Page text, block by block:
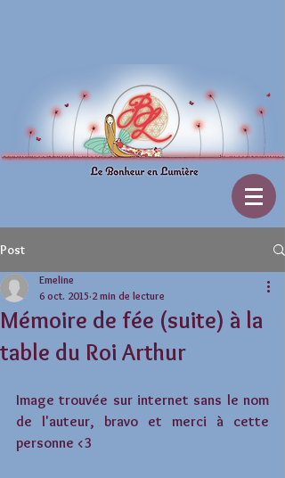
Post
Mémoire de fée (suite) à la
table du Roi Arthur
Emeline
6 oct. 2015 2 min de lecture
Image trouvée sur internet sans le nom
de l'auteur, bravo et merci à cette
personne <3